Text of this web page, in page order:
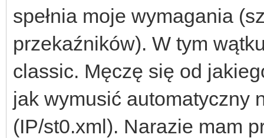
spełnia moje wymagania
przekaźników). W tym
classic. Męczę się od
jak wymusić automatyczny
(IP/st0.xml). Narazie mam